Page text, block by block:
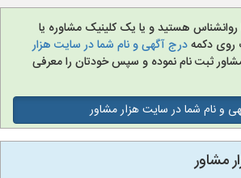
روانشناس هستید و یا یک کلینیک مشاوره یا
روی دکمهدرج آگهی و نام شما در سایت هزار
ثبت نام نموده و سپس خودتان را معرفی
و نام شما در سایت هزار مشاور
مشاور